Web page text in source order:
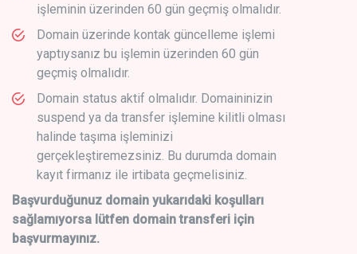
işleminin üzerinden 60 gün geçmiş olmalıdır.
Domain üzerinde kontak güncelleme işlemi
yaptıysanız bu işlemin üzerinden 60 gün
geçmiş olmalıdır.
Domain status aktif olmalıdır. Domaininizin
suspend ya da transfer işlemine kilitli olması
halinde taşıma işleminizi
gerçekleştiremezsiniz. Bu durumda domain
kayıt firmanız ile irtibata geçmelisiniz.
Başvurduğunuz domain yukarıdaki koşulları
sağlamıyorsa lütfen domain transferi için
başvurmayınız.